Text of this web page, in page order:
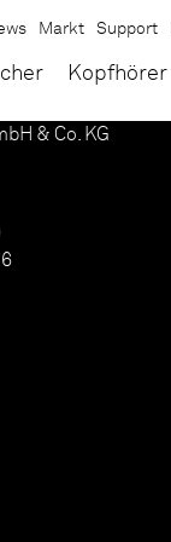
Kopfhörer
Markt Support
& Co. KG